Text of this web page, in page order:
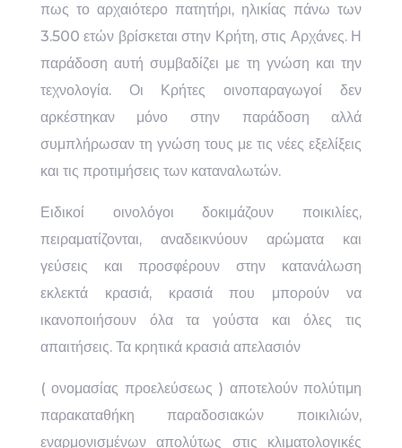
πως το αρχαιότερο πατητήρι, ηλικίας πάνω των
3.500 ετών βρίσκεται στην Κρήτη, στις Αρχάνες. Η
παράδοση αυτή συμβαδίζει με τη γνώση και την
τεχνολογία. Οι Κρήτες οινοπαραγωγοί δεν
αρκέστηκαν μόνο στην παράδοση αλλά
συμπλήρωσαν τη γνώση τους με τις νέες εξελίξεις
και τις προτιμήσεις των καταναλωτών.
Ειδικοί οινολόγοι δοκιμάζουν ποικιλίες,
πειραματίζονται, αναδεικνύουν αρώματα και
γεύσεις και προσφέρουν στην κατανάλωση
εκλεκτά κρασιά, κρασιά που μπορούν να
ικανοποιήσουν όλα τα γούστα και όλες τις
απαιτήσεις. Τα κρητικά κρασιά απελασιόν
( ονομασίας προελεύσεως ) αποτελούν πολύτιμη
παρακαταθήκη παραδοσιακών ποικιλιών,
εναρμονισμένων απολύτως στις κλιματολογικές